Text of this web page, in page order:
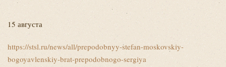
15 августа
https://stsl.ru/news/all/prepodobnyy-stefan-moskovskiy-
bogoyavlenskiy-brat-prepodobnogo-sergiya